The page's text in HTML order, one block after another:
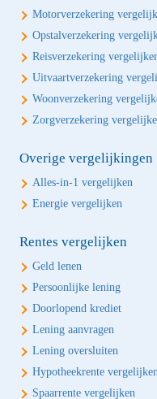
Motorverzekering
Opstalverzekering
Reisverzekering
Uitvaartverzekering
Woonverzekering
Zorgverzekering
Overige vergelijkingen
Alles-in-1 vergelijken
Energie vergelijken
Rentes vergelijken
Geld lenen
Persoonlijke lening
Doorlopend krediet
Lening aanvragen
Lening oversluiten
Hypotheekrente
Spaarrente vergelijken